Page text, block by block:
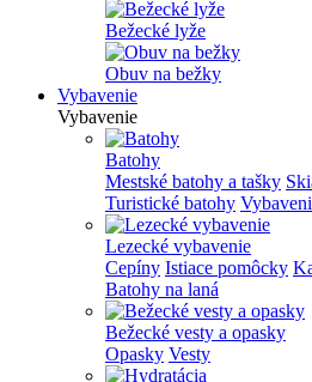
Bežecké lyže
Obuv na bežky
Vybavenie
Vybavenie
Batohy
Mestské batohy a tašky
Turistické batohy
Lezecké vybavenie
Cepíny Istiace pomôcky
Batohy na laná
Bežecké vesty a opasky
Opasky Vesty